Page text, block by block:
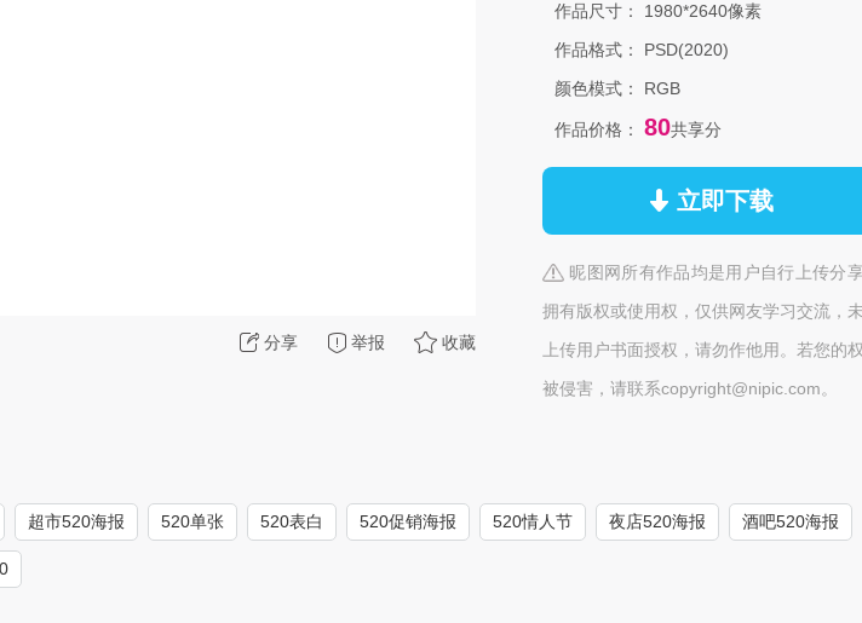
分享 举报 收藏
作品尺寸：
1980*2640像素
作品格式：
PSD(2020)
颜色模式：
RGB
作品价格： 80共享分
立即下载
昵图网所有作品均是用户自行上传分
拥有版权或使用权，仅供网友学习交流，
上传用户书面授权，请勿作他用。若您的
被侵害，请联系copyright@nipic.com。
超市520海报 520单张 520表白 520促销海报 520情人节 夜店520海报 酒吧520海报